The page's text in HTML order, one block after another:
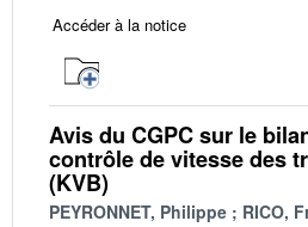
Accéder à la notice
Avis du CGPC sur le
contrôle de vitesse des
(KVB)
PEYRONNET, Philippe RICO,